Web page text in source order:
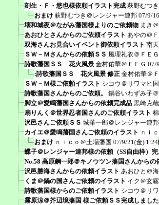
刻生・Ｆ・悠也様依頼イラスト完成 萩野むつ
おまけ 萩野むつき＠レンジャー連邦 07/9/
壊和城夜＠ながみ藩国様よりのご依頼物 まき
あおひとさんからのご依頼イラスト あやの＠
双海さんお見合いイベント御依頼イラスト 南
ＳＷ－Ｍさんからの依頼ＳＳ 風理礼衣＠ＦＥＧ
詩歌藩国ＳＳ 花火風景 金村佑華＠ＦＥＧ 07/
:詩歌藩国ＳＳ 花火風景 修正 金村佑華＠
ＳＷ－Ｍ様ご依頼イラスト シコウ＠リワマヒ国
詩歌藩国さんからのご依頼。
鍋谷いわずみ子
脚立＠愛鳴藩国さんからの依頼完成品 黒崎克
扇りんく＠世界忍者国さんのご依頼イラスト
沢邑さんご依頼ＳＳ 城華一郎＠レンジャー連邦
カイエ＠愛鳴藩国さんご依頼のイラスト ｎｉ
おまけ ｎｉｃｏ＠土場藩国 07/9/21(金) 1:24
蝶子＠レンジャー連邦様の依頼（SS自由枠）
No.58 高原鋼一郎＠キノウツン藩国さんから
沢邑勝海さんからの依頼イラスト あおひと＠
くま＠鍋の国さんご依頼のイラスト イク＠玄
詩歌藩国様からのご依頼イラスト シコウ＠リ
霧原涼＠芥辺境藩国 様ご依頼ＳＳ完成しました